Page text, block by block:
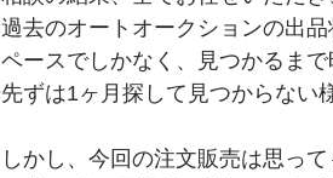
過去のオートオークションの出
ペースでしかなく、見つかるま
先ずは1ヶ月探して見つからない
しかし、今回の注文販売は思っ